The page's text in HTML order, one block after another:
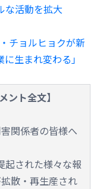
な活動を拡大
チョルヒョクが新
生まれ変わる」
ント全文】
関係者の皆様へ
起された様々な報
散・再生産され